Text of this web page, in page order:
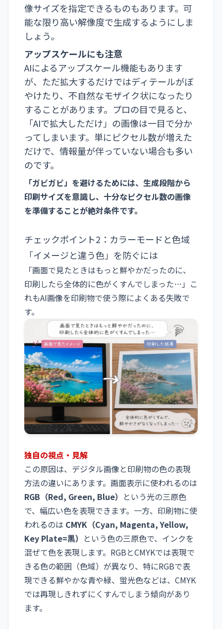
像サイズを指定できるものもあります。可
能な限り高い解像度で生成するようにしま
しょう。
アップスケールにも注意
AIによるアップスケール機能もあります
が、ただ拡大するだけではディテールがぼ
やけたり、不自然なモザイク状になったり
することがあります。プロの目で見ると、
「AIで拡大しただけ」の画像は一目で分か
ってしまいます。単にピクセル数が増えた
だけで、情報量が伴っていない場合も多い
のです。
「ガビガビ」を避けるためには、生成段階から
印刷サイズを意識し、十分なピクセル数の画像
を準備することが絶対条件です。
チェックポイント2：カラーモードと色域
「イメージと違う色」を防ぐには
「画面で見たときはもっと鮮やかだったのに、
印刷したら全体的に色がくすんでしまった…」こ
れもAI画像を印刷物で使う際によくある失敗で
す。
独自の視点・見解
この原因は、デジタル画像と印刷物の色の表現
方法の違いにあります。画面表示に使われるのは
RGB（Red, Green, Blue） という光の三原色
で、幅広い色を表現できます。一方、印刷物に使
われるのは CMYK（Cyan, Magenta, Yellow,
Key Plate=黒） という色の三原色で、インクを
混ぜて色を表現します。RGBとCMYKでは表現で
きる色の範囲（色域）が異なり、特にRGBで表
現できる鮮やかな青や緑、蛍光色などは、CMYK
では再現しきれずにくすんでしまう傾向があり
ます。